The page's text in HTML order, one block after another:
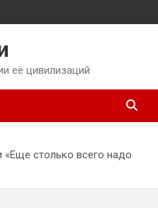
её цивилизаций
столько всего надо